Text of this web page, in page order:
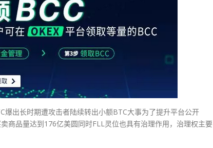
出长时期遭攻击者陆续转出小额BTC大事为了提升平台公开
商品量达到176亿美圆同时FLL灵位也具有治理作用，治理权主要